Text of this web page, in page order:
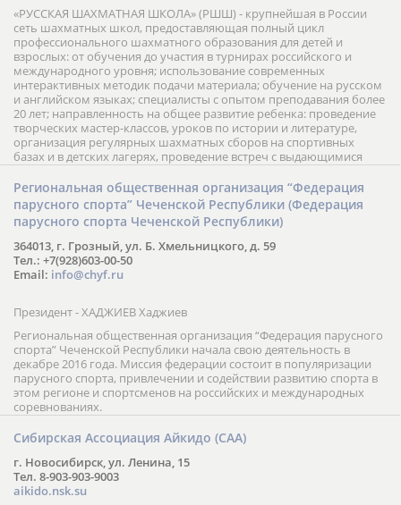
«РУССКАЯ ШАХМАТНАЯ ШКОЛА» (РШШ) - крупнейшая в России
сеть шахматных школ, предоставляющая полный цикл
профессионального шахматного образования для детей и
взрослых: от обучения до участия в турнирах российского и
международного уровня; использование современных
интерактивных методик подачи материала; обучение на русском
и английском языках; специалисты с опытом преподавания более
20 лет; направленность на общее развитие ребенка: проведение
творческих мастер-классов, уроков по истории и литературе,
организация регулярных шахматных сборов на спортивных
базах и в детских лагерях, проведение встреч с выдающимися
шахматистами; корпоративное обучение; онлайн обучение в
форме вебинаров и индивидуальных занятий, круглые столы
российских и международных тренеров, организация фестивалей;
онлайн трансляция мероприятий и турниров.
Региональная общественная организация “Федерация
парусного спорта” Чеченской Республики (Федерация
парусного спорта Чеченской Республики)
364013, г. Грозный, ул. Б. Хмельницкого, д. 59
Тел.: +7(928)603-00-50
Email: info@chyf.ru
Президент - ХАДЖИЕВ Хаджиев
Региональная общественная организация “Федерация парусного
спорта” Чеченской Республики начала свою деятельность в
декабре 2016 года. Миссия федерации состоит в популяризации
парусного спорта, привлечении и содействии развитию спорта в
этом регионе и спортсменов на российских и международных
соревнованиях.
Сибирская Ассоциация Айкидо (САА)
г. Новосибирск, ул. Ленина, 15
Тел. 8-903-903-9003
aikido.nsk.su